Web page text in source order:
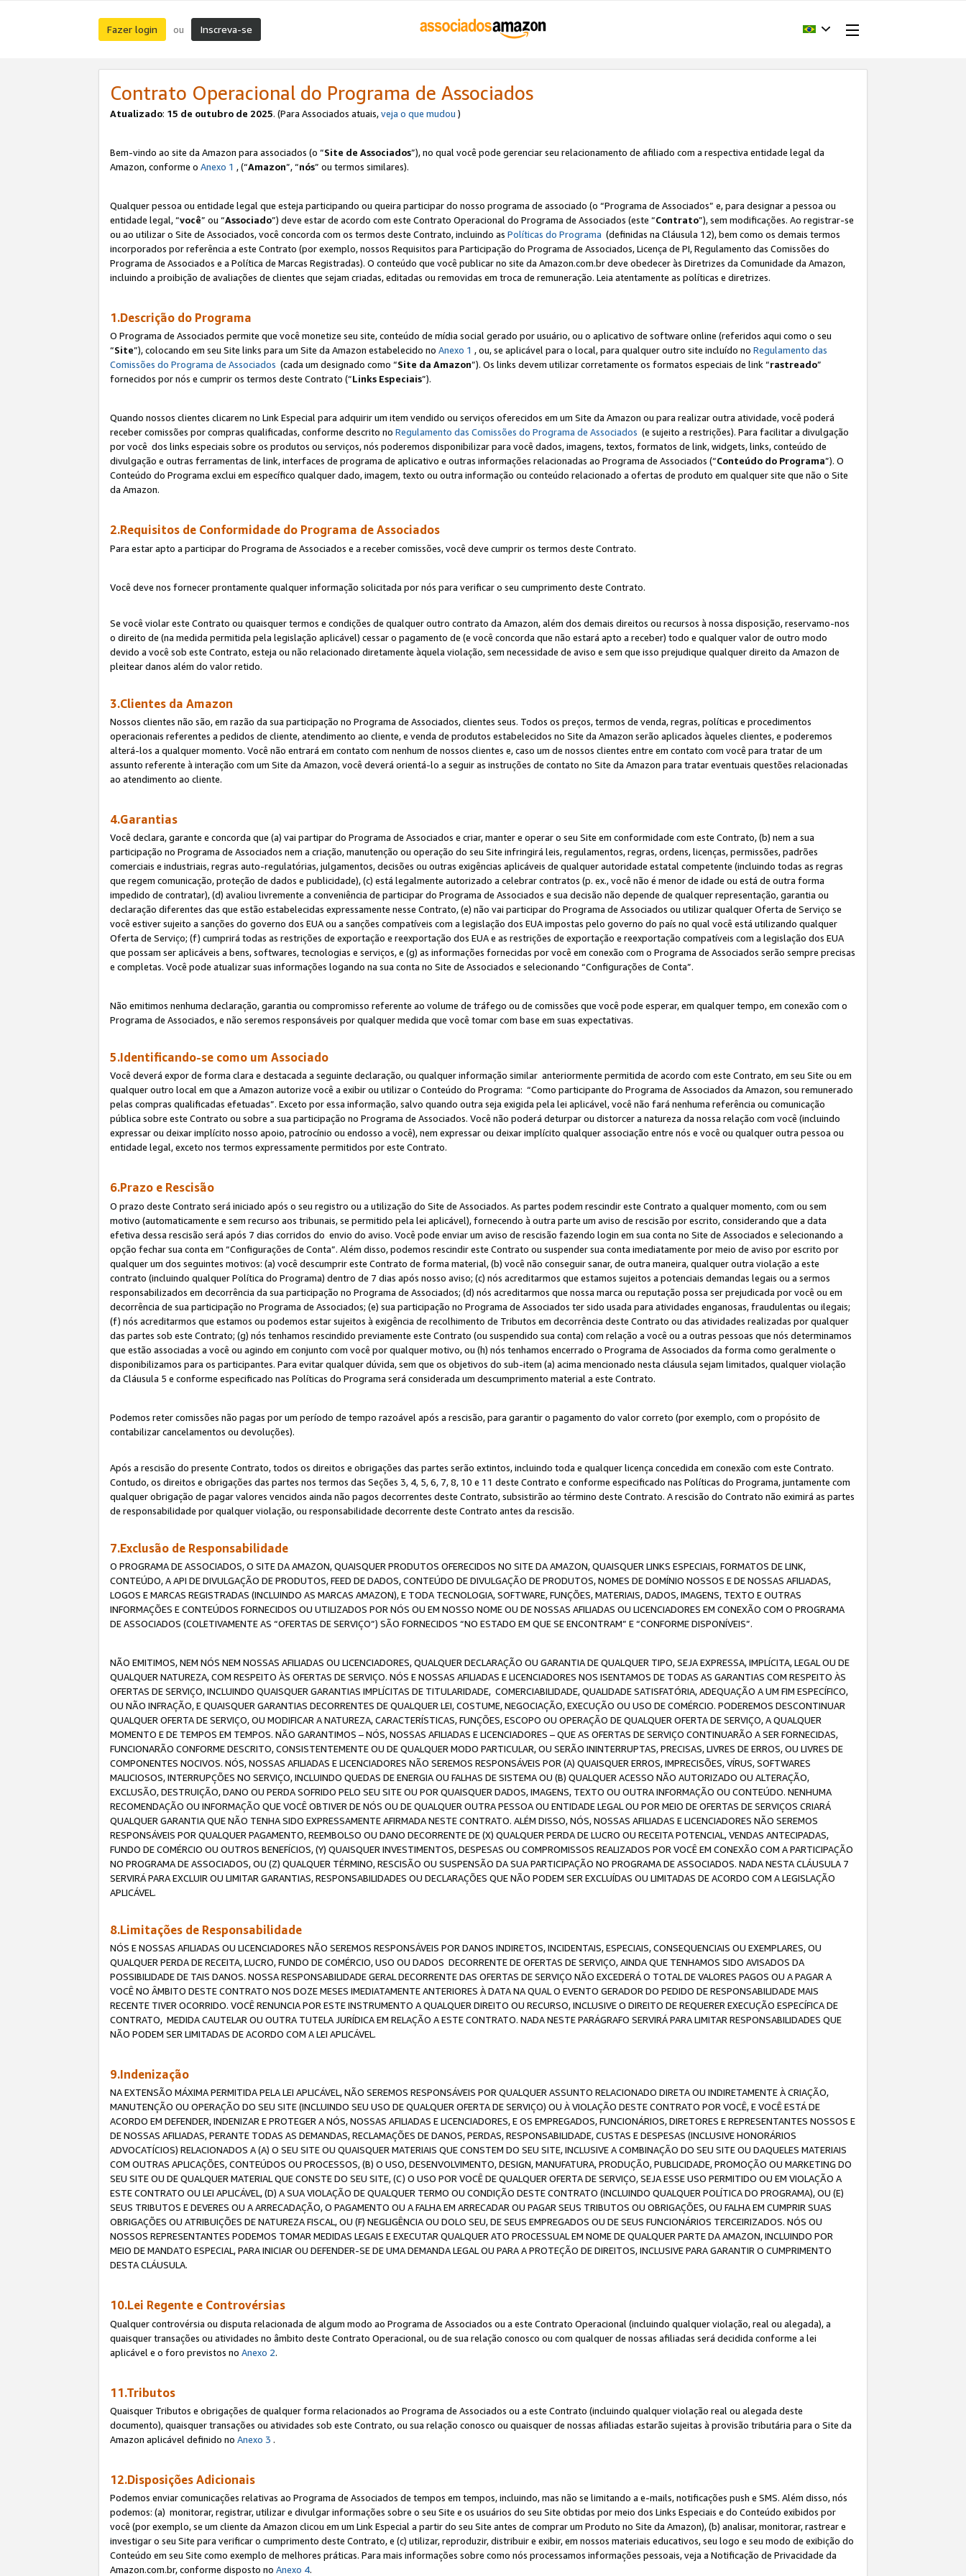
Fazer login ou Inscreva-se
Contrato Operacional do Programa de Associados
Atualizado: 15 de outubro de 2025. (Para Associados atuais,veja o que mudou )
Bem-vindo ao site da Amazon para associados (o “Site de Associados”), no qual você pode gerenciar seu relacionamento de afiliado com a respectiva entidade legal da
Amazon, conforme o Anexo 1 , (“Amazon”, “nós” ou termos similares).
Qualquer pessoa ou entidade legal que esteja participando ou queira participar do nosso programa de associado (o “Programa de Associados” e, para designar a pessoa ou
entidade legal, “você” ou “Associado”) deve estar de acordo com este Contrato Operacional do Programa de Associados (este “Contrato”), sem modificações. Ao registrar-se
ou ao utilizar o Site de Associados, você concorda com os termos deste Contrato, incluindo as Políticas do Programa (definidas na Cláusula 12), bem como os demais termos
incorporados por referência a este Contrato (por exemplo, nossos Requisitos para Participação do Programa de Associados, Licença de PI, Regulamento das Comissões do
Programa de Associados e a Política de Marcas Registradas). O conteúdo que você publicar no site da Amazon.com.br deve obedecer às Diretrizes da Comunidade da Amazon,
incluindo a proibição de avaliações de clientes que sejam criadas, editadas ou removidas em troca de remuneração. Leia atentamente as políticas e diretrizes.
1.Descrição do Programa
O Programa de Associados permite que você monetize seu site, conteúdo de mídia social gerado por usuário, ou o aplicativo de software online (referidos aqui como o seu
“Site”), colocando em seu Site links para um Site da Amazon estabelecido no Anexo 1 , ou, se aplicável para o local, para qualquer outro site incluído no Regulamento das
Comissões do Programa de Associados (cada um designado como “Site da Amazon”). Os links devem utilizar corretamente os formatos especiais de link “rastreado”
fornecidos por nós e cumprir os termos deste Contrato (“Links Especiais”).
Quando nossos clientes clicarem no Link Especial para adquirir um item vendido ou serviços oferecidos em um Site da Amazon ou para realizar outra atividade, você poderá
receber comissões por compras qualificadas, conforme descrito no Regulamento das Comissões do Programa de Associados (e sujeito a restrições). Para facilitar a divulgação
por você dos links especiais sobre os produtos ou serviços, nós poderemos disponibilizar para você dados, imagens, textos, formatos de link, widgets, links, conteúdo de
divulgação e outras ferramentas de link, interfaces de programa de aplicativo e outras informações relacionadas ao Programa de Associados (“Conteúdo do Programa”). O
Conteúdo do Programa exclui em específico qualquer dado, imagem, texto ou outra informação ou conteúdo relacionado a ofertas de produto em qualquer site que não o Site
da Amazon.
2.Requisitos de Conformidade do Programa de Associados
Para estar apto a participar do Programa de Associados e a receber comissões, você deve cumprir os termos deste Contrato.
Você deve nos fornecer prontamente qualquer informação solicitada por nós para verificar o seu cumprimento deste Contrato.
Se você violar este Contrato ou quaisquer termos e condições de qualquer outro contrato da Amazon, além dos demais direitos ou recursos à nossa disposição, reservamo-nos
o direito de (na medida permitida pela legislação aplicável) cessar o pagamento de (e você concorda que não estará apto a receber) todo e qualquer valor de outro modo
devido a você sob este Contrato, esteja ou não relacionado diretamente àquela violação, sem necessidade de aviso e sem que isso prejudique qualquer direito da Amazon de
pleitear danos além do valor retido.
3.Clientes da Amazon
Nossos clientes não são, em razão da sua participação no Programa de Associados, clientes seus. Todos os preços, termos de venda, regras, políticas e procedimentos
operacionais referentes a pedidos de cliente, atendimento ao cliente, e venda de produtos estabelecidos no Site da Amazon serão aplicados àqueles clientes, e poderemos
alterá-los a qualquer momento. Você não entrará em contato com nenhum de nossos clientes e, caso um de nossos clientes entre em contato com você para tratar de um
assunto referente à interação com um Site da Amazon, você deverá orientá-lo a seguir as instruções de contato no Site da Amazon para tratar eventuais questões relacionadas
ao atendimento ao cliente.
4.Garantias
Você declara, garante e concorda que (a) vai partipar do Programa de Associados e criar, manter e operar o seu Site em conformidade com este Contrato, (b) nem a sua
participação no Programa de Associados nem a criação, manutenção ou operação do seu Site infringirá leis, regulamentos, regras, ordens, licenças, permissões, padrões
comerciais e industriais, regras auto-regulatórias, julgamentos, decisões ou outras exigências aplicáveis de qualquer autoridade estatal competente (incluindo todas as regras
que regem comunicação, proteção de dados e publicidade), (c) está legalmente autorizado a celebrar contratos (p. ex., você não é menor de idade ou está de outra forma
impedido de contratar), (d) avaliou livremente a conveniência de participar do Programa de Associados e sua decisão não depende de qualquer representação, garantia ou
declaração diferentes das que estão estabelecidas expressamente nesse Contrato, (e) não vai participar do Programa de Associados ou utilizar qualquer Oferta de Serviço se
você estiver sujeito a sanções do governo dos EUA ou a sanções compatíveis com a legislação dos EUA impostas pelo governo do país no qual você está utilizando qualquer
Oferta de Serviço; (f) cumprirá todas as restrições de exportação e reexportação dos EUA e as restrições de exportação e reexportação compatíveis com a legislação dos EUA
que possam ser aplicáveis a bens, softwares, tecnologias e serviços, e (g) as informações fornecidas por você em conexão com o Programa de Associados serão sempre precisas
e completas. Você pode atualizar suas informações logando na sua conta no Site de Associados e selecionando “Configurações de Conta”.
Não emitimos nenhuma declaração, garantia ou compromisso referente ao volume de tráfego ou de comissões que você pode esperar, em qualquer tempo, em conexão com o
Programa de Associados, e não seremos responsáveis por qualquer medida que você tomar com base em suas expectativas.
5.Identificando-se como um Associado
Você deverá expor de forma clara e destacada a seguinte declaração, ou qualquer informação similar anteriormente permitida de acordo com este Contrato, em seu Site ou em
qualquer outro local em que a Amazon autorize você a exibir ou utilizar o Conteúdo do Programa: “Como participante do Programa de Associados da Amazon, sou remunerado
pelas compras qualificadas efetuadas”. Exceto por essa informação, salvo quando outra seja exigida pela lei aplicável, você não fará nenhuma referência ou comunicação
pública sobre este Contrato ou sobre a sua participação no Programa de Associados. Você não poderá deturpar ou distorcer a natureza da nossa relação com você (incluindo
expressar ou deixar implícito nosso apoio, patrocínio ou endosso a você), nem expressar ou deixar implícito qualquer associação entre nós e você ou qualquer outra pessoa ou
entidade legal, exceto nos termos expressamente permitidos por este Contrato.
6.Prazo e Rescisão
O prazo deste Contrato será iniciado após o seu registro ou a utilização do Site de Associados. As partes podem rescindir este Contrato a qualquer momento, com ou sem
motivo (automaticamente e sem recurso aos tribunais, se permitido pela lei aplicável), fornecendo à outra parte um aviso de rescisão por escrito, considerando que a data
efetiva dessa rescisão será após 7 dias corridos do envio do aviso. Você pode enviar um aviso de rescisão fazendo login em sua conta no Site de Associados e selecionando a
opção fechar sua conta em “Configurações de Conta”. Além disso, podemos rescindir este Contrato ou suspender sua conta imediatamente por meio de aviso por escrito por
qualquer um dos seguintes motivos: (a) você descumprir este Contrato de forma material, (b) você não conseguir sanar, de outra maneira, qualquer outra violação a este
contrato (incluindo qualquer Política do Programa) dentro de 7 dias após nosso aviso; (c) nós acreditarmos que estamos sujeitos a potenciais demandas legais ou a sermos
responsabilizados em decorrência da sua participação no Programa de Associados; (d) nós acreditarmos que nossa marca ou reputação possa ser prejudicada por você ou em
decorrência de sua participação no Programa de Associados; (e) sua participação no Programa de Associados ter sido usada para atividades enganosas, fraudulentas ou ilegais;
(f) nós acreditarmos que estamos ou podemos estar sujeitos à exigência de recolhimento de Tributos em decorrência deste Contrato ou das atividades realizadas por qualquer
das partes sob este Contrato; (g) nós tenhamos rescindido previamente este Contrato (ou suspendido sua conta) com relação a você ou a outras pessoas que nós determinamos
que estão associadas a você ou agindo em conjunto com você por qualquer motivo, ou (h) nós tenhamos encerrado o Programa de Associados da forma como geralmente o
disponibilizamos para os participantes. Para evitar qualquer dúvida, sem que os objetivos do sub-item (a) acima mencionado nesta cláusula sejam limitados, qualquer violação
da Cláusula 5 e conforme especificado nas Políticas do Programa será considerada um descumprimento material a este Contrato.
Podemos reter comissões não pagas por um período de tempo razoável após a rescisão, para garantir o pagamento do valor correto (por exemplo, com o propósito de
contabilizar cancelamentos ou devoluções).
Após a rescisão do presente Contrato, todos os direitos e obrigações das partes serão extintos, incluindo toda e qualquer licença concedida em conexão com este Contrato.
Contudo, os direitos e obrigações das partes nos termos das Seções 3, 4, 5, 6, 7, 8, 10 e 11 deste Contrato e conforme especificado nas Políticas do Programa, juntamente com
qualquer obrigação de pagar valores vencidos ainda não pagos decorrentes deste Contrato, subsistirão ao término deste Contrato. A rescisão do Contrato não eximirá as partes
de responsabilidade por qualquer violação, ou responsabilidade decorrente deste Contrato antes da rescisão.
7.Exclusão de Responsabilidade
O PROGRAMA DE ASSOCIADOS, O SITE DA AMAZON, QUAISQUER PRODUTOS OFERECIDOS NO SITE DA AMAZON, QUAISQUER LINKS ESPECIAIS, FORMATOS DE LINK,
CONTEÚDO, A API DE DIVULGAÇÃO DE PRODUTOS, FEED DE DADOS, CONTEÚDO DE DIVULGAÇÃO DE PRODUTOS, NOMES DE DOMÍNIO NOSSOS E DE NOSSAS AFILIADAS,
LOGOS E MARCAS REGISTRADAS (INCLUINDO AS MARCAS AMAZON), E TODA TECNOLOGIA, SOFTWARE, FUNÇÕES, MATERIAIS, DADOS, IMAGENS, TEXTO E OUTRAS
INFORMAÇÕES E CONTEÚDOS FORNECIDOS OU UTILIZADOS POR NÓS OU EM NOSSO NOME OU DE NOSSAS AFILIADAS OU LICENCIADORES EM CONEXÃO COM O PROGRAMA
DE ASSOCIADOS (COLETIVAMENTE AS “OFERTAS DE SERVIÇO”) SÃO FORNECIDOS “NO ESTADO EM QUE SE ENCONTRAM” E “CONFORME DISPONÍVEIS”.
NÃO EMITIMOS, NEM NÓS NEM NOSSAS AFILIADAS OU LICENCIADORES, QUALQUER DECLARAÇÃO OU GARANTIA DE QUALQUER TIPO, SEJA EXPRESSA, IMPLÍCITA, LEGAL OU DE
QUALQUER NATUREZA, COM RESPEITO ÀS OFERTAS DE SERVIÇO. NÓS E NOSSAS AFILIADAS E LICENCIADORES NOS ISENTAMOS DE TODAS AS GARANTIAS COM RESPEITO ÀS
OFERTAS DE SERVIÇO, INCLUINDO QUAISQUER GARANTIAS IMPLÍCITAS DE TITULARIDADE, COMERCIABILIDADE, QUALIDADE SATISFATÓRIA, ADEQUAÇÃO A UM FIM ESPECÍFICO,
OU NÃO INFRAÇÃO, E QUAISQUER GARANTIAS DECORRENTES DE QUALQUER LEI, COSTUME, NEGOCIAÇÃO, EXECUÇÃO OU USO DE COMÉRCIO. PODEREMOS DESCONTINUAR
QUALQUER OFERTA DE SERVIÇO, OU MODIFICAR A NATUREZA, CARACTERÍSTICAS, FUNÇÕES, ESCOPO OU OPERAÇÃO DE QUALQUER OFERTA DE SERVIÇO, A QUALQUER
MOMENTO E DE TEMPOS EM TEMPOS. NÃO GARANTIMOS – NÓS, NOSSAS AFILIADAS E LICENCIADORES – QUE AS OFERTAS DE SERVIÇO CONTINUARÃO A SER FORNECIDAS,
FUNCIONARÃO CONFORME DESCRITO, CONSISTENTEMENTE OU DE QUALQUER MODO PARTICULAR, OU SERÃO ININTERRUPTAS, PRECISAS, LIVRES DE ERROS, OU LIVRES DE
COMPONENTES NOCIVOS. NÓS, NOSSAS AFILIADAS E LICENCIADORES NÃO SEREMOS RESPONSÁVEIS POR (A) QUAISQUER ERROS, IMPRECISÕES, VÍRUS, SOFTWARES
MALICIOSOS, INTERRUPÇÕES NO SERVIÇO, INCLUINDO QUEDAS DE ENERGIA OU FALHAS DE SISTEMA OU (B) QUALQUER ACESSO NÃO AUTORIZADO OU ALTERAÇÃO,
EXCLUSÃO, DESTRUIÇÃO, DANO OU PERDA SOFRIDO PELO SEU SITE OU POR QUAISQUER DADOS, IMAGENS, TEXTO OU OUTRA INFORMAÇÃO OU CONTEÚDO. NENHUMA
RECOMENDAÇÃO OU INFORMAÇÃO QUE VOCÊ OBTIVER DE NÓS OU DE QUALQUER OUTRA PESSOA OU ENTIDADE LEGAL OU POR MEIO DE OFERTAS DE SERVIÇOS CRIARÁ
QUALQUER GARANTIA QUE NÃO TENHA SIDO EXPRESSAMENTE AFIRMADA NESTE CONTRATO. ALÉM DISSO, NÓS, NOSSAS AFILIADAS E LICENCIADORES NÃO SEREMOS
RESPONSÁVEIS POR QUALQUER PAGAMENTO, REEMBOLSO OU DANO DECORRENTE DE (X) QUALQUER PERDA DE LUCRO OU RECEITA POTENCIAL, VENDAS ANTECIPADAS,
FUNDO DE COMÉRCIO OU OUTROS BENEFÍCIOS, (Y) QUAISQUER INVESTIMENTOS, DESPESAS OU COMPROMISSOS REALIZADOS POR VOCÊ EM CONEXÃO COM A PARTICIPAÇÃO
NO PROGRAMA DE ASSOCIADOS, OU (Z) QUALQUER TÉRMINO, RESCISÃO OU SUSPENSÃO DA SUA PARTICIPAÇÃO NO PROGRAMA DE ASSOCIADOS. NADA NESTA CLÁUSULA 7
SERVIRÁ PARA EXCLUIR OU LIMITAR GARANTIAS, RESPONSABILIDADES OU DECLARAÇÕES QUE NÃO PODEM SER EXCLUÍDAS OU LIMITADAS DE ACORDO COM A LEGISLAÇÃO
APLICÁVEL.
8.Limitações de Responsabilidade
NÓS E NOSSAS AFILIADAS OU LICENCIADORES NÃO SEREMOS RESPONSÁVEIS POR DANOS INDIRETOS, INCIDENTAIS, ESPECIAIS, CONSEQUENCIAIS OU EXEMPLARES, OU
QUALQUER PERDA DE RECEITA, LUCRO, FUNDO DE COMÉRCIO, USO OU DADOS DECORRENTE DE OFERTAS DE SERVIÇO, AINDA QUE TENHAMOS SIDO AVISADOS DA
POSSIBILIDADE DE TAIS DANOS. NOSSA RESPONSABILIDADE GERAL DECORRENTE DAS OFERTAS DE SERVIÇO NÃO EXCEDERÁ O TOTAL DE VALORES PAGOS OU A PAGAR A
VOCÊ NO ÂMBITO DESTE CONTRATO NOS DOZE MESES IMEDIATAMENTE ANTERIORES À DATA NA QUAL O EVENTO GERADOR DO PEDIDO DE RESPONSABILIDADE MAIS
RECENTE TIVER OCORRIDO. VOCÊ RENUNCIA POR ESTE INSTRUMENTO A QUALQUER DIREITO OU RECURSO, INCLUSIVE O DIREITO DE REQUERER EXECUÇÃO ESPECÍFICA DE
CONTRATO, MEDIDA CAUTELAR OU OUTRA TUTELA JURÍDICA EM RELAÇÃO A ESTE CONTRATO. NADA NESTE PARÁGRAFO SERVIRÁ PARA LIMITAR RESPONSABILIDADES QUE
NÃO PODEM SER LIMITADAS DE ACORDO COM A LEI APLICÁVEL.
9.Indenização
NA EXTENSÃO MÁXIMA PERMITIDA PELA LEI APLICÁVEL, NÃO SEREMOS RESPONSÁVEIS POR QUALQUER ASSUNTO RELACIONADO DIRETA OU INDIRETAMENTE À CRIAÇÃO,
MANUTENÇÃO OU OPERAÇÃO DO SEU SITE (INCLUINDO SEU USO DE QUALQUER OFERTA DE SERVIÇO) OU À VIOLAÇÃO DESTE CONTRATO POR VOCÊ, E VOCÊ ESTÁ DE
ACORDO EM DEFENDER, INDENIZAR E PROTEGER A NÓS, NOSSAS AFILIADAS E LICENCIADORES, E OS EMPREGADOS, FUNCIONÁRIOS, DIRETORES E REPRESENTANTES NOSSOS E
DE NOSSAS AFILIADAS, PERANTE TODAS AS DEMANDAS, RECLAMAÇÕES DE DANOS, PERDAS, RESPONSABILIDADE, CUSTAS E DESPESAS (INCLUSIVE HONORÁRIOS
ADVOCATÍCIOS) RELACIONADOS A (A) O SEU SITE OU QUAISQUER MATERIAIS QUE CONSTEM DO SEU SITE, INCLUSIVE A COMBINAÇÃO DO SEU SITE OU DAQUELES MATERIAIS
COM OUTRAS APLICAÇÕES, CONTEÚDOS OU PROCESSOS, (B) O USO, DESENVOLVIMENTO, DESIGN, MANUFATURA, PRODUÇÃO, PUBLICIDADE, PROMOÇÃO OU MARKETING DO
SEU SITE OU DE QUALQUER MATERIAL QUE CONSTE DO SEU SITE, (C) O USO POR VOCÊ DE QUALQUER OFERTA DE SERVIÇO, SEJA ESSE USO PERMITIDO OU EM VIOLAÇÃO A
ESTE CONTRATO OU LEI APLICÁVEL, (D) A SUA VIOLAÇÃO DE QUALQUER TERMO OU CONDIÇÃO DESTE CONTRATO (INCLUINDO QUALQUER POLÍTICA DO PROGRAMA), OU (E)
SEUS TRIBUTOS E DEVERES OU A ARRECADAÇÃO, O PAGAMENTO OU A FALHA EM ARRECADAR OU PAGAR SEUS TRIBUTOS OU OBRIGAÇÕES, OU FALHA EM CUMPRIR SUAS
OBRIGAÇÕES OU ATRIBUIÇÕES DE NATUREZA FISCAL, OU (F) NEGLIGÊNCIA OU DOLO SEU, DE SEUS EMPREGADOS OU DE SEUS FUNCIONÁRIOS TERCEIRIZADOS. NÓS OU
NOSSOS REPRESENTANTES PODEMOS TOMAR MEDIDAS LEGAIS E EXECUTAR QUALQUER ATO PROCESSUAL EM NOME DE QUALQUER PARTE DA AMAZON, INCLUINDO POR
MEIO DE MANDATO ESPECIAL, PARA INICIAR OU DEFENDER-SE DE UMA DEMANDA LEGAL OU PARA A PROTEÇÃO DE DIREITOS, INCLUSIVE PARA GARANTIR O CUMPRIMENTO
DESTA CLÁUSULA.
10.Lei Regente e Controvérsias
Qualquer controvérsia ou disputa relacionada de algum modo ao Programa de Associados ou a este Contrato Operacional (incluindo qualquer violação, real ou alegada), a
quaisquer transações ou atividades no âmbito deste Contrato Operacional, ou de sua relação conosco ou com qualquer de nossas afiliadas será decidida conforme a lei
aplicável e o foro previstos no Anexo 2.
11.Tributos
Quaisquer Tributos e obrigações de qualquer forma relacionados ao Programa de Associados ou a este Contrato (incluindo qualquer violação real ou alegada deste
documento), quaisquer transações ou atividades sob este Contrato, ou sua relação conosco ou quaisquer de nossas afiliadas estarão sujeitas à provisão tributária para o Site da
Amazon aplicável definido no Anexo 3 .
12.Disposições Adicionais
Podemos enviar comunicações relativas ao Programa de Associados de tempos em tempos, incluindo, mas não se limitando a e-mails, notificações push e SMS. Além disso, nós
podemos: (a) monitorar, registrar, utilizar e divulgar informações sobre o seu Site e os usuários do seu Site obtidas por meio dos Links Especiais e do Conteúdo exibidos por
você (por exemplo, se um cliente da Amazon clicou em um Link Especial a partir do seu Site antes de comprar um Produto no Site da Amazon), (b) analisar, monitorar, rastrear e
investigar o seu Site para verificar o cumprimento deste Contrato, e (c) utilizar, reproduzir, distribuir e exibir, em nossos materiais educativos, seu logo e seu modo de exibição do
Conteúdo em seu Site como exemplo de melhores práticas. Para mais informações sobre como nós processamos informações pessoais, veja a Notificação de Privacidade da
Amazon.com.br, conforme disposto no Anexo 4.